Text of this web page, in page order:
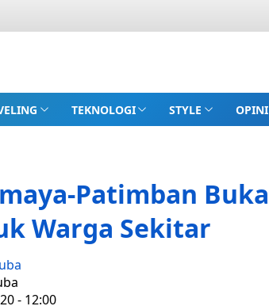
TEKNOLOGI STYLE OPINI
Patimban Buka
Warga Sekitar
- 12:00